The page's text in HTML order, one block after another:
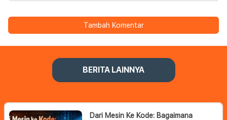
Tambah Komentar
BERITA LAINNYA
Dari Mesin Ke Kode: Bagaimana